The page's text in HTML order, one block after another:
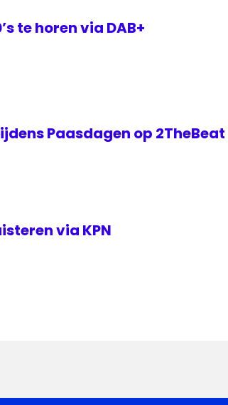
te horen via DAB+
Paasdagen op 2TheBeat
via KPN